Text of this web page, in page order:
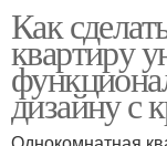
Как
квартиру
дизайну с